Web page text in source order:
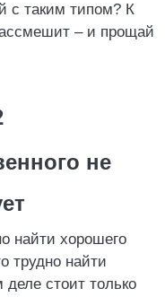
с таким типом? К
– и прощай
не
найти хорошего
трудно найти
стоит только